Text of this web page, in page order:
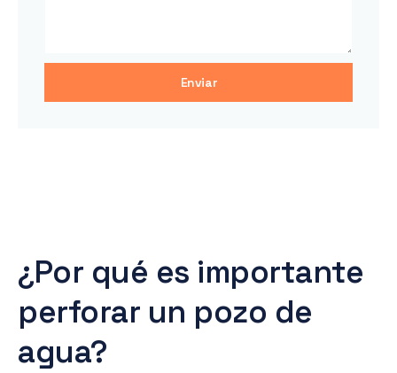
Enviar
¿Por qué es importante
perforar un pozo de
agua?